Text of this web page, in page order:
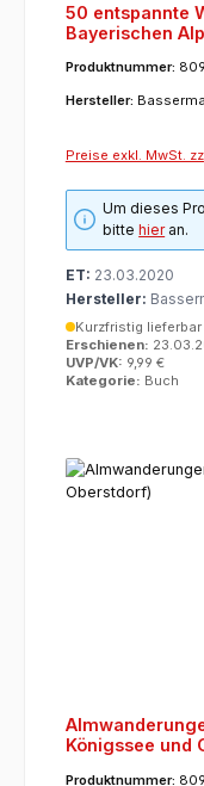
50 entspannte
Bayerischen
Produktnummer:
Hersteller:
Preise exkl. MwSt.
Um dieses
bittehieran.
ET: 23.03.2020
Hersteller:
Kurzfristig lieferbar
Erschienen:
UVP/VK: 9,99 €
Kategorie: Buch
Königssee und
Produktnummer: